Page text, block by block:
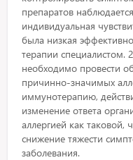
препаратов
индивидуальная
была низкая
терапии специалистом.
необходимо провести
причинно-значимых
иммунотерапию,
изменение ответа
аллергией как таковой,
снижение тяжести
заболевания.